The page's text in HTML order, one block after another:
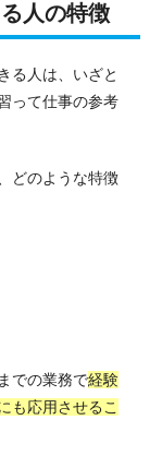
人の特徴
る人は、いざと
って仕事の参考
どのような特徴
での業務で経験
も応用させるこ